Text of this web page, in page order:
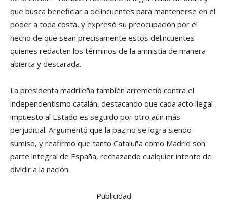
que busca beneficiar a delincuentes para mantenerse en el
poder a toda costa, y expresó su preocupación por el
hecho de que sean precisamente estos delincuentes
quienes redacten los términos de la amnistía de manera
abierta y descarada.
La presidenta madrileña también arremetió contra el
independentismo catalán, destacando que cada acto ilegal
impuesto al Estado es seguido por otro aún más
perjudicial. Argumentó que la paz no se logra siendo
sumiso, y reafirmó que tanto Cataluña como Madrid son
parte integral de España, rechazando cualquier intento de
dividir a la nación.
Publicidad